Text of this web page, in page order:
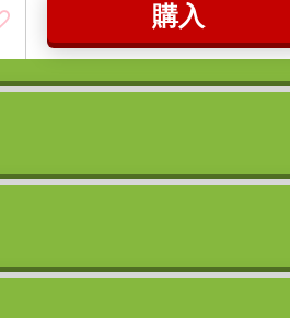
購入